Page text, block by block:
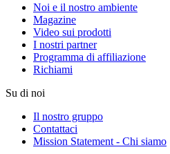
Noi e il nostro ambiente
Magazine
Video sui prodotti
I nostri partner
Programma di affiliazione
Richiami
Su di noi
Il nostro gruppo
Contattaci
Mission Statement - Chi siamo